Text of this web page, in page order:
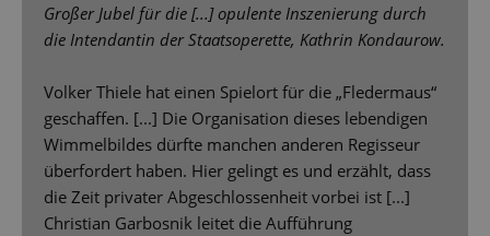
Großer Jubel für die [...] opulente Inszenierung durch
die Intendantin der Staatsoperette, Kathrin Kondaurow.
Volker Thiele hat einen Spielort für die „Fledermaus“
geschaffen. [...] Die Organisation dieses lebendigen
Wimmelbildes dürfte manchen anderen Regisseur
überfordert haben. Hier gelingt es und erzählt, dass
die Zeit privater Abgeschlossenheit vorbei ist [...]
Christian Garbosnik leitet die Aufführung